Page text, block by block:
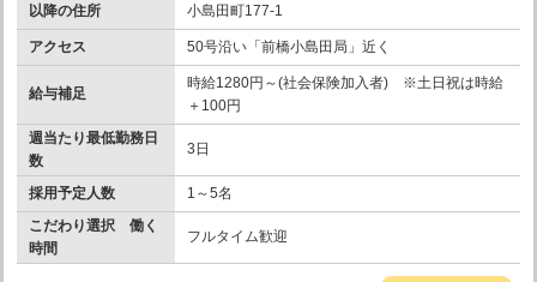
以降の住所 小島田町177-1
アクセス 50号沿い「前橋小島田局」近く
給与補足
時給1280円～(社会保険加入者) ※土日祝は時給
＋100円
週当たり最低勤務日
数
3日
採用予定人数
1～5名
こだわり選択 働く
時間
フルタイム歓迎